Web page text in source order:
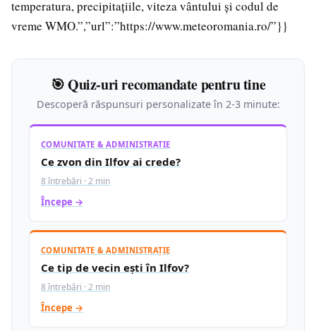
temperatura, precipitațiile, viteza vântului și codul de
vreme WMO.”,”url”:”https://www.meteoromania.ro/”}}
🎯 Quiz-uri recomandate pentru tine
Descoperă răspunsuri personalizate în 2-3 minute:
COMUNITATE & ADMINISTRATIE
Ce zvon din Ilfov ai crede?
8 întrebări · 2 min
Începe →
COMUNITATE & ADMINISTRAȚIE
Ce tip de vecin ești în Ilfov?
8 întrebări · 2 min
Începe →